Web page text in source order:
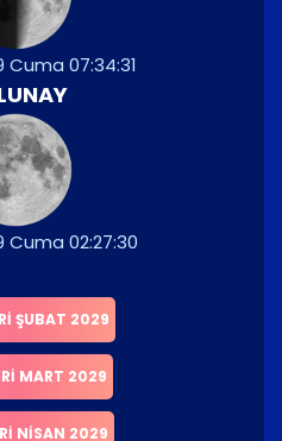
Cuma 07:34:31
Cuma 02:27:30
ŞUBAT 2029
MART 2029
NISAN 2029